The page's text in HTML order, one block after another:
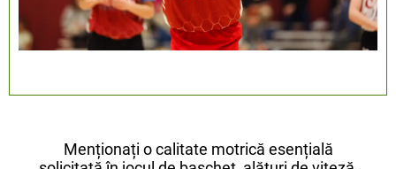
Menționați o calitate motrică esențială